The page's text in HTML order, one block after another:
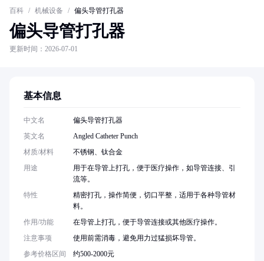
百科 / 机械设备 / 偏头导管打孔器
偏头导管打孔器
更新时间：2026-07-01
基本信息
中文名
偏头导管打孔器
英文名
Angled Catheter Punch
材质/材料
不锈钢、钛合金
用途
用于在导管上打孔，便于医疗操作，如导管连接、引
流等。
特性
精密打孔，操作简便，切口平整，适用于各种导管材
料。
作用/功能
在导管上打孔，便于导管连接或其他医疗操作。
注意事项
使用前需消毒，避免用力过猛损坏导管。
参考价格区间
约500-2000元